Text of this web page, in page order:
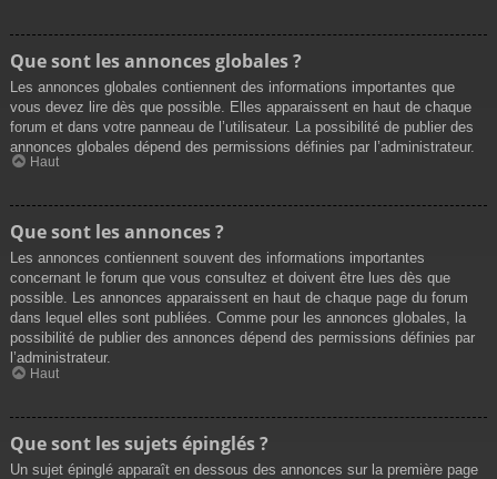
Que sont les annonces globales ?
Les annonces globales contiennent des informations importantes que
vous devez lire dès que possible. Elles apparaissent en haut de chaque
forum et dans votre panneau de l’utilisateur. La possibilité de publier des
annonces globales dépend des permissions définies par l’administrateur.
Haut
Que sont les annonces ?
Les annonces contiennent souvent des informations importantes
concernant le forum que vous consultez et doivent être lues dès que
possible. Les annonces apparaissent en haut de chaque page du forum
dans lequel elles sont publiées. Comme pour les annonces globales, la
possibilité de publier des annonces dépend des permissions définies par
l’administrateur.
Haut
Que sont les sujets épinglés ?
Un sujet épinglé apparaît en dessous des annonces sur la première page